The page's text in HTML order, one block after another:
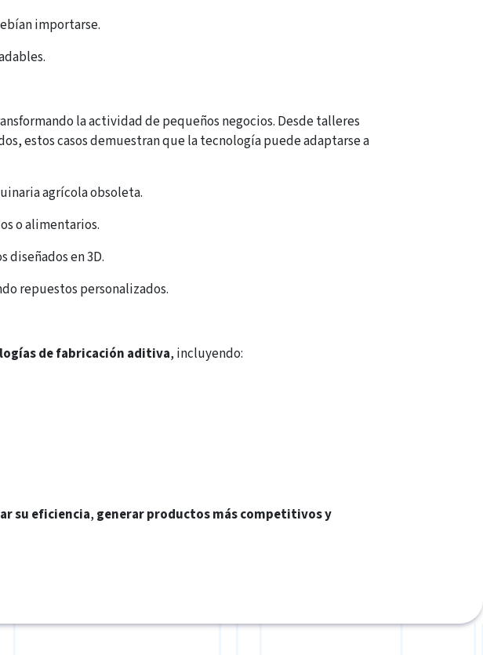
importarse.
la actividad de pequeños negocios. Desde talleres
estos casos demuestran que la tecnología puede adaptarse a
agrícola obsoleta.
o alimentarios.
diseñados en 3D.
repuestos personalizados.
de fabricación aditiva, incluyendo:
su eficiencia, generar productos más competitivos y